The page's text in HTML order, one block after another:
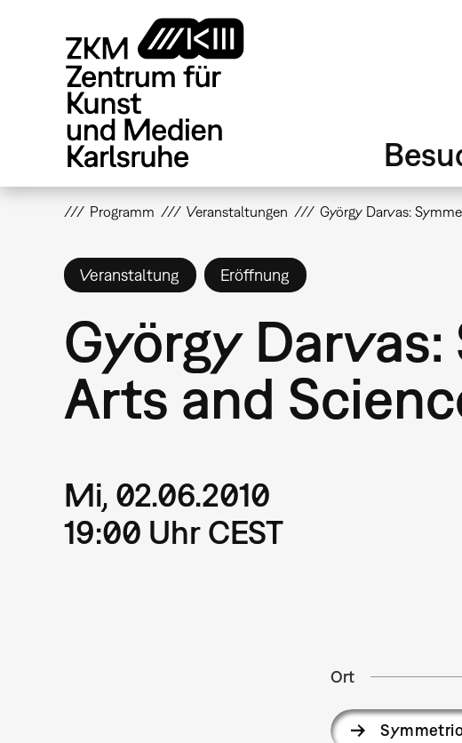
Programm Veranstaltungen György Darvas:
Veranstaltung Eröffnung
György
Arts and
Mi, 02.06.2010
19:00 Uhr CEST
Ort